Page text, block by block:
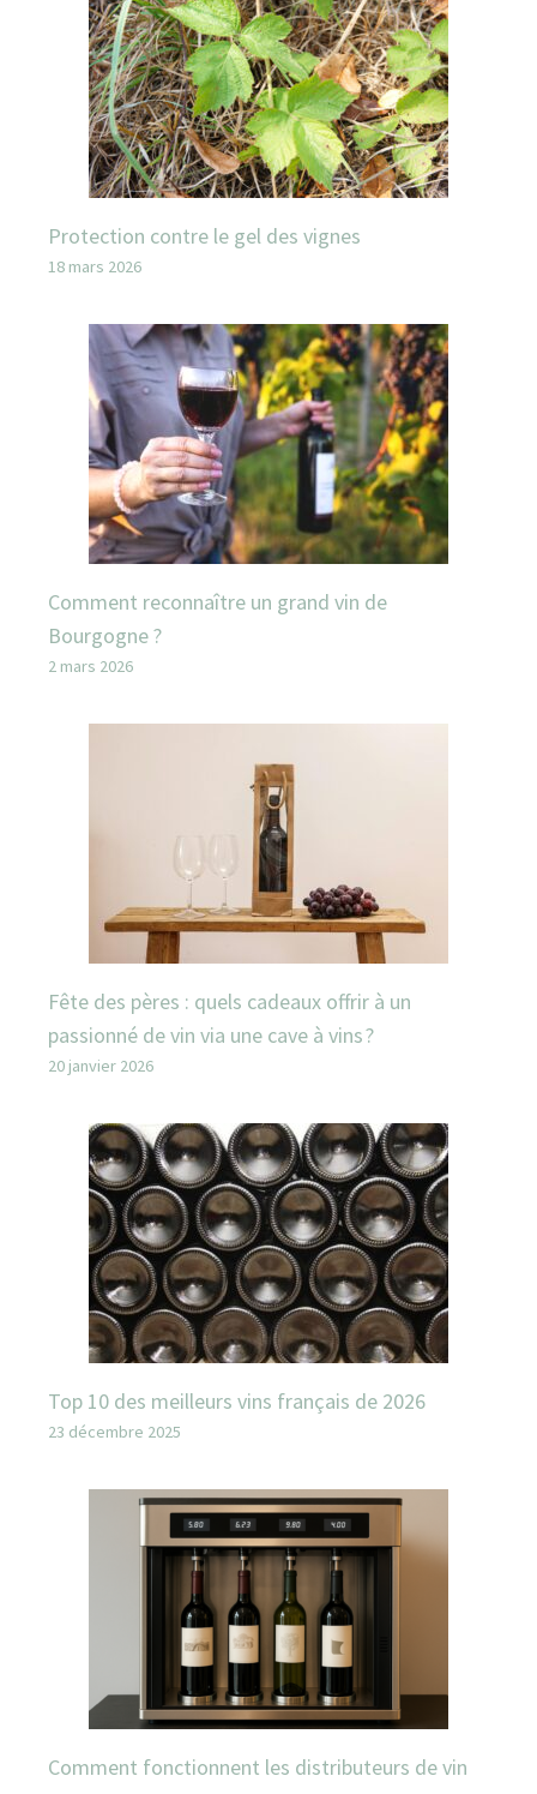
Protection contre le gel des vignes
18 mars 2026
Comment reconnaître un grand vin de
Bourgogne ?
2 mars 2026
Fête des pères : quels cadeaux offrir à un
passionné de vin via une cave à vins ?
20 janvier 2026
Top 10 des meilleurs vins français de 2026
23 décembre 2025
Comment fonctionnent les distributeurs de vin